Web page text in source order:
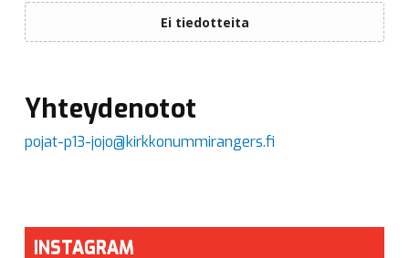
Yhteydenotot
pojat-p13-jojo@kirkkonummirangers.fi
INSTAGRAM